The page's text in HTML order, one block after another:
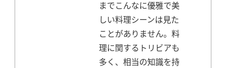
までこんなに優雅で美
しい料理シーンは見た
ことがありません。料
理に関するトリビアも
多く、相当の知識を持